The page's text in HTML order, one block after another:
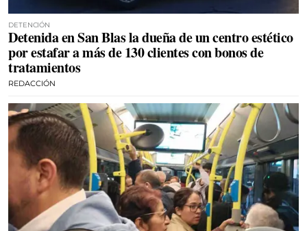
DETENCIÓN
Detenida en San Blas la dueña de un centro estético
por estafar a más de 130 clientes con bonos de
tratamientos
REDACCIÓN